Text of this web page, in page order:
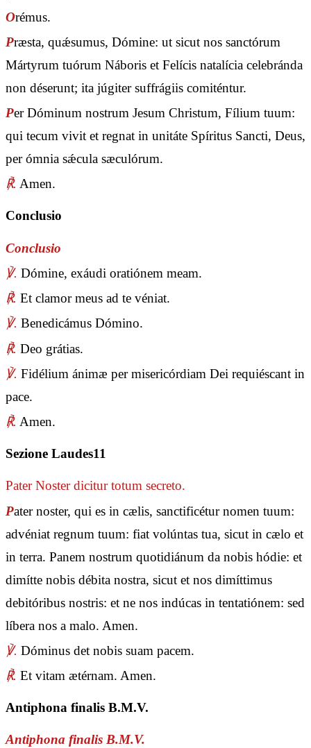
Orémus.
Præsta, quǽsumus, Dómine: ut sicut nos sanctórum
Mártyrum tuórum Náboris et Felícis natalícia celebránda
non déserunt; ita júgiter suffrágiis comiténtur.
Per Dóminum nostrum Jesum Christum, Fílium tuum:
qui tecum vivit et regnat in unitáte Spíritus Sancti, Deus,
per ómnia sǽcula sæculórum.
℟. Amen.
Conclusio
Conclusio
℣. Dómine, exáudi oratiónem meam.
℟. Et clamor meus ad te véniat.
℣. Benedicámus Dómino.
℟. Deo grátias.
℣. Fidélium ánimæ per misericórdiam Dei requiéscant in
pace.
℟. Amen.
Sezione Laudes11
Pater Nosterdicitur totum secreto.
Pater noster, qui es in cælis, sanctificétur nomen tuum:
advéniat regnum tuum: fiat volúntas tua, sicut in cælo et
in terra. Panem nostrum quotidiánum da nobis hódie: et
dimítte nobis débita nostra, sicut et nos dimíttimus
debitóribus nostris: et ne nos indúcas in tentatiónem: sed
líbera nos a malo. Amen.
℣. Dóminus det nobis suam pacem.
℟. Et vitam ætérnam. Amen.
Antiphona finalis B.M.V.
Antiphona finalis B.M.V.